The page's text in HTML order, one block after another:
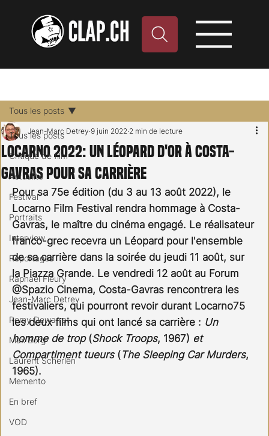
Tous les posts
Critique de film
Actualité
Festival
Portraits
Interview
Reportages
Raphael Fleury
Jean-Marc Detrey
Remy Dewarrat
Max Borg
Laurent Scherlen
Memento
En bref
VOD
Tous les posts
Locarno 2022: Un léopard d'or à Costa-
Gavras pour sa carrière
Jean-Marc Detrey 9 juin 2022 2 min de lecture
Pour sa 75e édition (du 3 au 13 août 2022), le
Locarno Film Festival rendra hommage à Costa-
Gavras, le maître du cinéma engagé. Le réalisateur
franco-grec recevra un Léopard pour l'ensemble
de sa carrière dans la soirée du jeudi 11 août, sur
la Piazza Grande. Le vendredi 12 août au Forum
@Spazio Cinema, Costa-Gavras rencontrera les
festivaliers, qui pourront revoir durant Locarno75
les deux films qui ont lancé sa carrière : Un
homme de trop (Shock Troops, 1967) et
Compartiment tueurs (The Sleeping Car Murders,
1965).